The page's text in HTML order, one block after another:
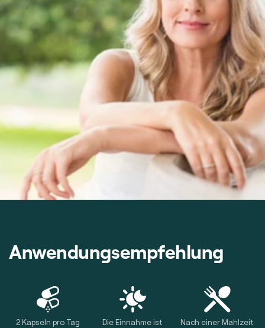
Anwendungsempfehlung
2 Kapseln pro Tag
Die Einnahme ist
Nach einer Mahlzeit